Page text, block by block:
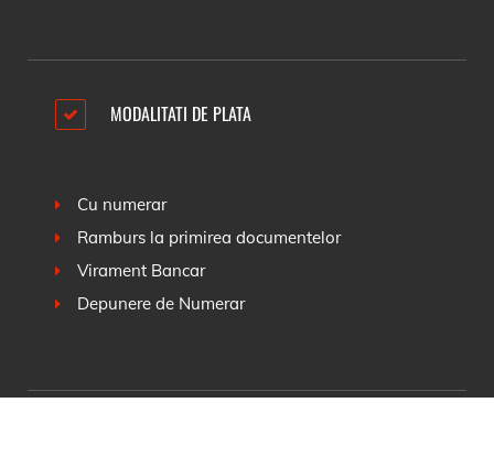
MODALITATI DE PLATA
Cu numerar
Ramburs la primirea documentelor
Virament Bancar
Depunere de Numerar